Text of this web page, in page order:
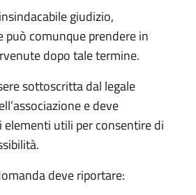
giudizio,
può comunque prendere in
dopo tale termine.
sottoscritta dal legale
e deve
utili per consentire di
deve riportare: